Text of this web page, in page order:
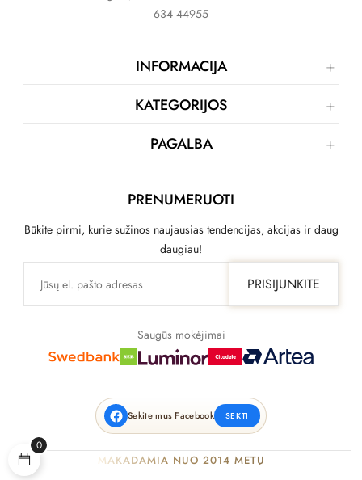
634 44955
INFORMACIJA
KATEGORIJOS
PAGALBA
PRENUMERUOTI
Būkite pirmi, kurie sužinos naujausias tendencijas, akcijas ir daug
daugiau!
PRISIJUNKITE
Saugūs mokėjimai
Sekite mus Facebook SEKTI
MAKADAMIA NUO 2014 METŲ
0